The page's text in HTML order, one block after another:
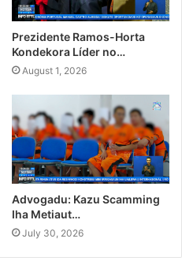
Prezidente Ramos-Horta
Kondekora Líder no…
August 1, 2026
Advogadu: Kazu Scamming
Iha Metiaut…
July 30, 2026